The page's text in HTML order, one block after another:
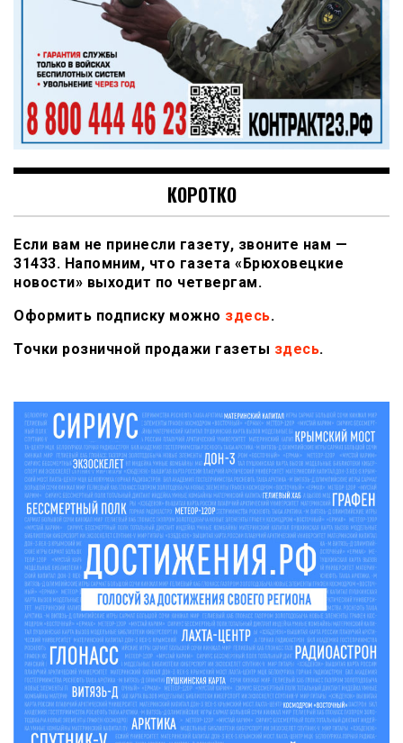
КОРОТКО
Если вам не принесли газету, звоните нам —
31433. Напомним, что газета «Брюховецкие
новости» выходит по четвергам.
Оформить подписку можно здесь.
Точки розничной продажи газеты здесь.